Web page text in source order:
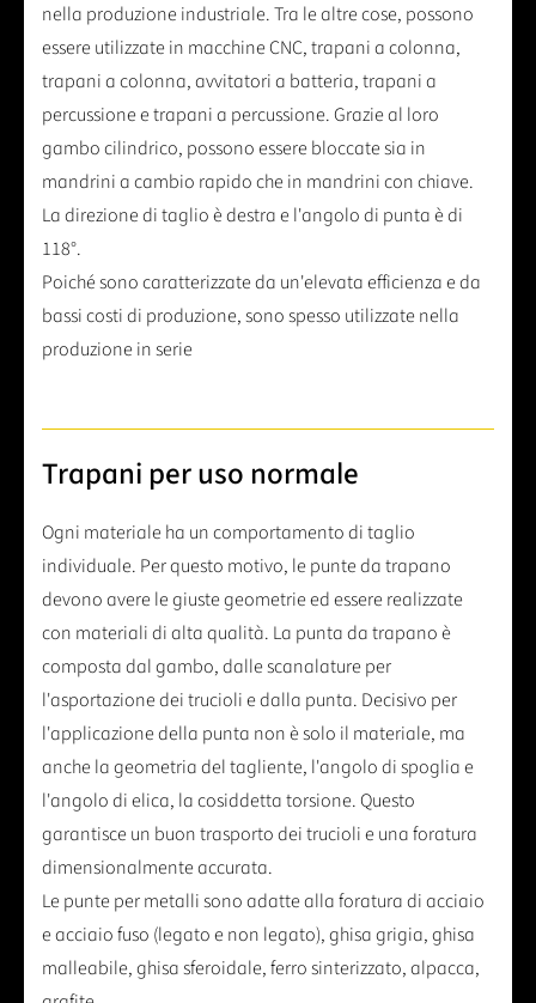
nella produzione industriale. Tra le altre cose, possono
essere utilizzate in macchine CNC, trapani a colonna,
trapani a colonna, avvitatori a batteria, trapani a
percussione e trapani a percussione. Grazie al loro
gambo cilindrico, possono essere bloccate sia in
mandrini a cambio rapido che in mandrini con chiave.
La direzione di taglio è destra e l'angolo di punta è di
118°.
Poiché sono caratterizzate da un'elevata efficienza e da
bassi costi di produzione, sono spesso utilizzate nella
produzione in serie
Trapani per uso normale
Ogni materiale ha un comportamento di taglio
individuale. Per questo motivo, le punte da trapano
devono avere le giuste geometrie ed essere realizzate
con materiali di alta qualità. La punta da trapano è
composta dal gambo, dalle scanalature per
l'asportazione dei trucioli e dalla punta. Decisivo per
l'applicazione della punta non è solo il materiale, ma
anche la geometria del tagliente, l'angolo di spoglia e
l'angolo di elica, la cosiddetta torsione. Questo
garantisce un buon trasporto dei trucioli e una foratura
dimensionalmente accurata.
Le punte per metalli sono adatte alla foratura di acciaio
e acciaio fuso (legato e non legato), ghisa grigia, ghisa
malleabile, ghisa sferoidale, ferro sinterizzato, alpacca,